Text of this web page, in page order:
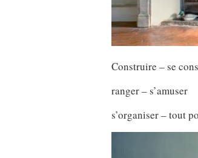
Construire – se
ranger – s’amuser
s’organiser – tout